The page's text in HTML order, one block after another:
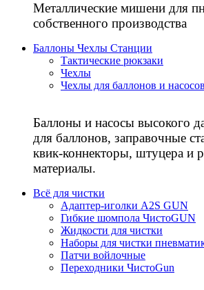
Металлические мишени для
собственного производства
Баллоны Чехлы Станции
Тактические рюкзаки
Чехлы
Чехлы для баллонов и
Баллоны и насосы высокого
для баллонов, заправочные
квик-коннекторы, штуцера и
материалы.
Всё для чистки
Адаптер-иголки A2S GUN
Гибкие шомпола ЧистоGUN
Жидкости для чистки
Наборы для чистки
Патчи войлочные
Переходники ЧистоGun